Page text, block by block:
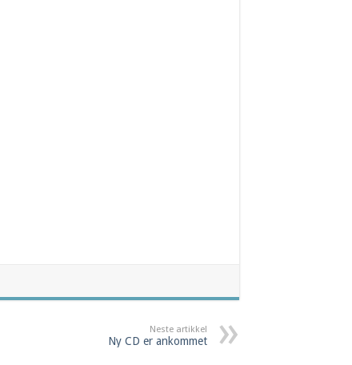
Neste artikkel
Ny CD er ankommet